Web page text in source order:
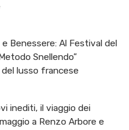
Benessere: Al Festival del
Snellendo”
lusso francese
inediti, il viaggio dei
a Renzo Arbore e